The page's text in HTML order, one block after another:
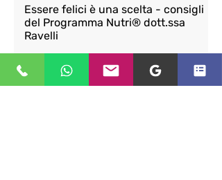
Essere felici è una scelta - consigli
del Programma Nutri® dott.ssa
Ravelli